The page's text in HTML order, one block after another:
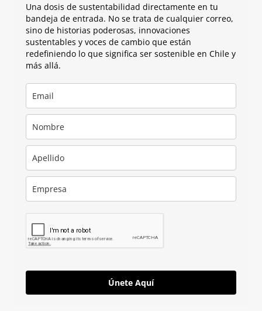
Una dosis de sustentabilidad directamente en tu
bandeja de entrada. No se trata de cualquier correo,
sino de historias poderosas, innovaciones
sustentables y voces de cambio que están
redefiniendo lo que significa ser sostenible en Chile y
más allá.
Únete Aquí